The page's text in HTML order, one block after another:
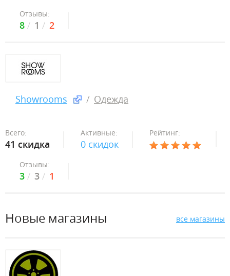
Отзывы:
8 1 2
Showrooms Одежда
Всего:
41 скидка
Активные:
0 скидок
Рейтинг:
Отзывы:
3 3 1
Новые магазины все магазины